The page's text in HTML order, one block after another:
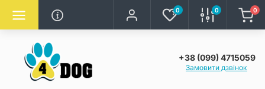
0 0 0
+38 (099) 4715059
Замовити дзвінок